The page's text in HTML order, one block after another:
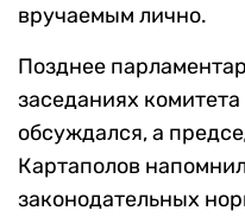
вручаемым лично.
Позднее
заседаниях
обсуждался, а
Картаполов
законодательных